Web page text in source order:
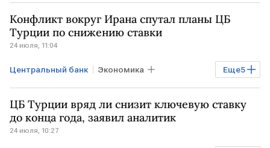
Экономика Банки
центральные банки Минцифры
Конфликт вокруг Ирана спутал планы ЦБ
Турции по снижению ставки
24 июля, 11:04
Еще5
Центральный банк Экономика
Мировая экономика Финансы
ТУРЦИЯ ИРАН центральные банки
ЦБ Турции вряд ли снизит ключевую ставку
до конца года, заявил аналитик
24 июля, 10:27